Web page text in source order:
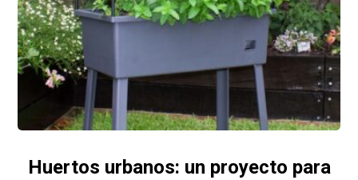
Huertos urbanos: un proyecto para